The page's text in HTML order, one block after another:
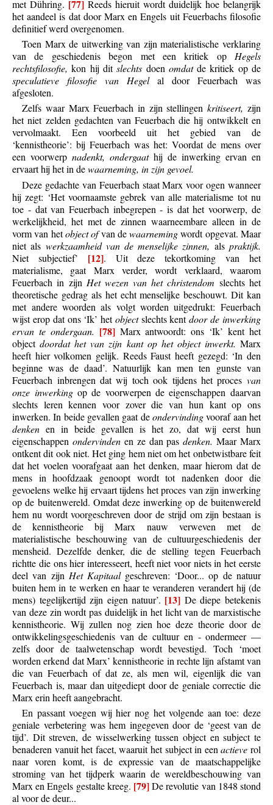
met Dühring. [77] Reeds hieruit wordt duidelijk hoe belangrijk
het aandeel is dat door Marx en Engels uit Feuerbachs filosofie
definitief werd overgenomen.
Toen Marx de uitwerking van zijn materialistische verklaring
van de geschiedenis begon met een kritiek op Hegels
rechtsfilosofie,kon hij ditslechts doen omdatde kritiek op de
speculatieve filosofie van Hegel al door Feuerbach was
afgesloten.
Zelfs waar Marx Feuerbach in zijn stellingenkritiseert, zijn
het niet zelden gedachten van Feuerbach die hij ontwikkelt en
vervolmaakt. Een voorbeeld uit het gebied van de
‘kennistheorie’: bij Feuerbach was het: Voordat de mens over
een voorwerpnadenkt, ondergaat hij de inwerking ervan en
ervaart hij het in dewaarneming, in zijn gevoel.
Deze gedachte van Feuerbach staat Marx voor ogen wanneer
hij zegt: ‘Het voornaamste gebrek van alle materialisme tot nu
toe - dat van Feuerbach inbegrepen - is dat het voorwerp, de
werkelijkheid, het met de zinnen waarneembare alleen in de
vorm van hetobject ofvan dewaarnemingwordt opgevat. Maar
niet als werkzaamheid van de menselijke zinnen, als praktijk.
Niet subjectief’ [12]. Uit deze tekortkoming van het
materialisme, gaat Marx verder, wordt verklaard, waarom
Feuerbach in zijn Het wezen van het christendom slechts het
theoretische gedrag als het echt menselijke beschouwt. Dit kan
met andere woorden als volgt worden uitgedrukt: Feuerbach
wijst erop dat ons ‘Ik’ hetobjectslechts kentdoor de inwerking
ervan te ondergaan. [78]Marx antwoordt: ons ‘Ik’ kent het
objectdoordat het van zijn kant op het object inwerkt. Marx
heeft hier volkomen gelijk. Reeds Faust heeft gezegd: ‘In den
beginne was de daad’. Natuurlijk kan men ten gunste van
Feuerbach inbrengen dat wij toch ook tijdens het proces van
onze inwerking op de voorwerpen de eigenschappen daarvan
slechts leren kennen voor zover die van hun kant op ons
inwerken. In beide gevallen gaat deondervindingvooraf aan het
denkenen in beide gevallen is het zo, dat wij eerst hun
eigenschappen ondervinden en ze dan pasdenken.Maar Marx
ontkent dit ook niet. Het ging hem niet om het onbetwistbare feit
dat het voelen voorafgaat aan het denken, maar hierom dat de
mens in hoofdzaak genoopt wordt tot nadenken door die
gevoelens welke hij ervaart tijdens het proces van zijn inwerking
op de buitenwereld. Omdat deze inwerking op de buitenwereld
hem nu wordt voorgeschreven door de strijd om zijn bestaan is
de kennistheorie bij Marx nauw verweven met de
materialistische beschouwing van de cultuurgeschiedenis der
mensheid. Dezelfde denker, die de stelling tegen Feuerbach
richtte die ons hier interesseert, heeft niet voor niets in het eerste
deel van zijn Het Kapitaalgeschreven: ‘Door... op de natuur
buiten hem in te werken en haar te veranderen verandert hij (de
mens) tegelijkertijd zijn eigen natuur’. [13] De diepe betekenis
van deze zin wordt pas duidelijk in het licht van de marxistische
kennistheorie. Wij zullen nog zien hoe deze theorie door de
ontwikkelingsgeschiedenis van de cultuur en - ondermeer —
zelfs door de taalwetenschap wordt bevestigd. Toch ‘moet
worden erkend dat Marx’ kennistheorie in rechte lijn afstamt van
die van Feuerbach of dat ze, als men wil, eigenlijk die van
Feuerbach is, maar dan uitgediept door de geniale correctie die
Marx erin heeft aangebracht.
En passant voegen wij hier nog het volgende aan toe: deze
geniale verbetering was hem ingegeven door de ‘geest van de
tijd’. Dit streven, de wisselwerking tussen object en subject te
benaderen vanuit het facet, waaruit het subject in eenactieve rol
naar voren komt, is de expressie van de maatschappelijke
stroming van het tijdperk waarin de wereldbeschouwing van
Marx en Engels gestalte kreeg. [79]De revolutie van 1848 stond
al voor de deur...